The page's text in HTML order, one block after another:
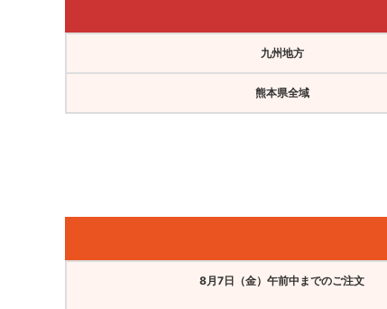
九州地方
熊本県全域
8月7日（金）午前中までのご注文